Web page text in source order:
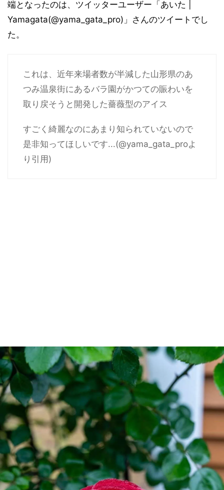
端となったのは、ツイッターユーザー「あいた |
Yamagata(@yama_gata_pro)」さんのツイートでし
た。
これは、近年来場者数が半減した山形県のあ
つみ温泉街にあるバラ園がかつての賑わいを
取り戻そうと開発した薔薇型のアイス
すごく綺麗なのにあまり知られていないので
是非知ってほしいです...(@yama_gata_proよ
り引用)